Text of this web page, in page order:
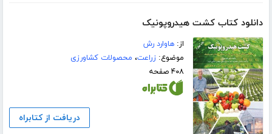
دانلود کتاب کشت هیدروپونیک
از:هاوارد رش
موضوع:زراعت، محصولات کشاورزی
۴۰۸ صفحه
دریافت از کتابراه